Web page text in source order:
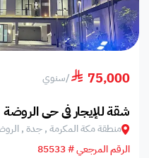
75,000
/سنوي
شقة للإيجار في حي الروضة
منطقة مكة المكرمة , جدة ,
الرقم المرجعي # 85533